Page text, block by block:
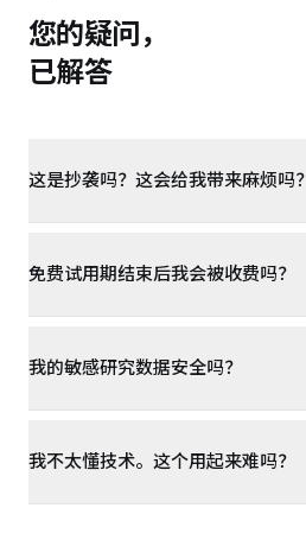
您的疑问，
已解答
这是抄袭吗？这会给我带来麻烦吗？
免费试用期结束后我会被收费吗？
我的敏感研究数据安全吗？
我不太懂技术。这个用起来难吗？